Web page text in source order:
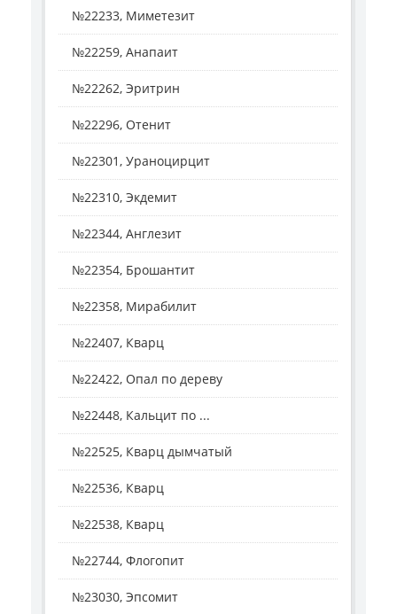
№22233, Миметезит
№22259, Анапаит
№22262, Эритрин
№22296, Отенит
№22301, Ураноцирцит
№22310, Экдемит
№22344, Англезит
№22354, Брошантит
№22358, Мирабилит
№22407, Кварц
№22422, Опал по дереву
№22448, Кальцит по ...
№22525, Кварц дымчатый
№22536, Кварц
№22538, Кварц
№22744, Флогопит
№23030, Эпсомит